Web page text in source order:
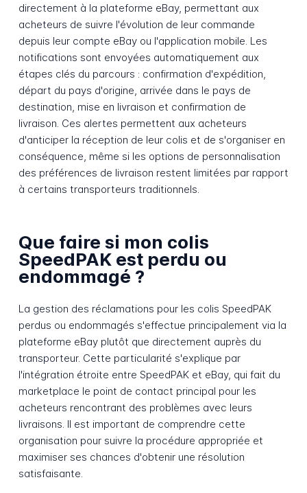
directement à la plateforme eBay, permettant aux
acheteurs de suivre l'évolution de leur commande
depuis leur compte eBay ou l'application mobile. Les
notifications sont envoyées automatiquement aux
étapes clés du parcours : confirmation d'expédition,
départ du pays d'origine, arrivée dans le pays de
destination, mise en livraison et confirmation de
livraison. Ces alertes permettent aux acheteurs
d'anticiper la réception de leur colis et de s'organiser en
conséquence, même si les options de personnalisation
des préférences de livraison restent limitées par rapport
à certains transporteurs traditionnels.
Que faire si mon colis
SpeedPAK est perdu ou
endommagé ?
La gestion des réclamations pour les colis SpeedPAK
perdus ou endommagés s'effectue principalement via la
plateforme eBay plutôt que directement auprès du
transporteur. Cette particularité s'explique par
l'intégration étroite entre SpeedPAK et eBay, qui fait du
marketplace le point de contact principal pour les
acheteurs rencontrant des problèmes avec leurs
livraisons. Il est important de comprendre cette
organisation pour suivre la procédure appropriée et
maximiser ses chances d'obtenir une résolution
satisfaisante.